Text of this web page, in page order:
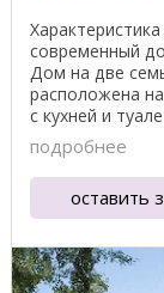
современный
Дом на две
расположена
с кухней и
подробнее
оставить